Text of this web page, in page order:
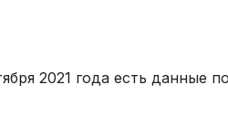
2021 года есть данные